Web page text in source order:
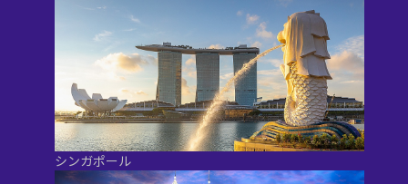
シンガポール